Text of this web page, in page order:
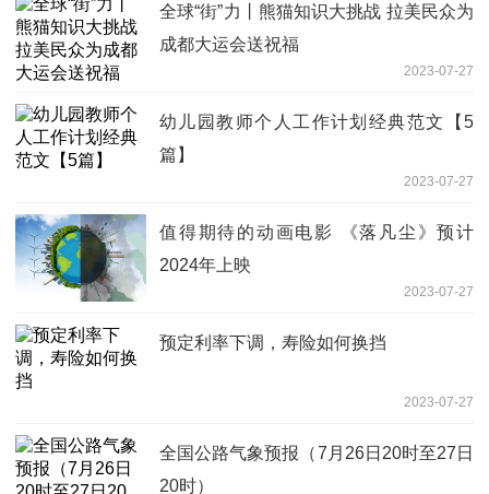
全球“街”力丨熊猫知识大挑战 拉美民众为
成都大运会送祝福
2023-07-27
幼儿园教师个人工作计划经典范文【5
篇】
2023-07-27
值得期待的动画电影 《落凡尘》预计
2024年上映
2023-07-27
预定利率下调，寿险如何换挡
2023-07-27
全国公路气象预报（7月26日20时至27日
20时）